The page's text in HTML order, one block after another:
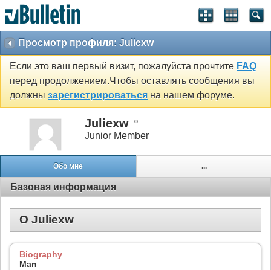
Просмотр профиля: Juliexw
Если это ваш первый визит, пожалуйста прочтите FAQ
перед продолжением.Чтобы оставлять сообщения вы
должны зарегистрироваться на нашем форуме.
Juliexw
Junior Member
Обо мне ...
Базовая информация
О Juliexw
Biography
Man